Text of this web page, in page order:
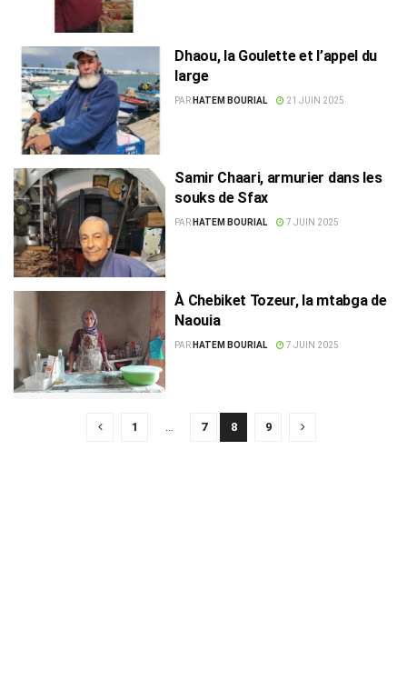
Dhaou, la Goulette et l’appel du
large
PAR HATEM BOURIAL 21 JUIN 2025
Samir Chaari, armurier dans les
souks de Sfax
PAR HATEM BOURIAL 7 JUIN 2025
À Chebiket Tozeur, la mtabga de
Naouia
PAR HATEM BOURIAL 7 JUIN 2025
1 … 7 8 9